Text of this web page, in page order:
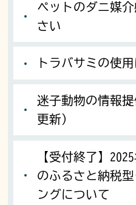
ペットのダニ媒
さい
トラバサミの使
迷子動物の情報
更新）
【受付終了】
のふるさと納税
ングについて